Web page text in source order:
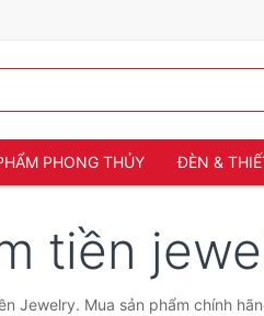
PHONG THỦY ĐÈN &
tiền
Jewelry. Mua sản phẩm chính